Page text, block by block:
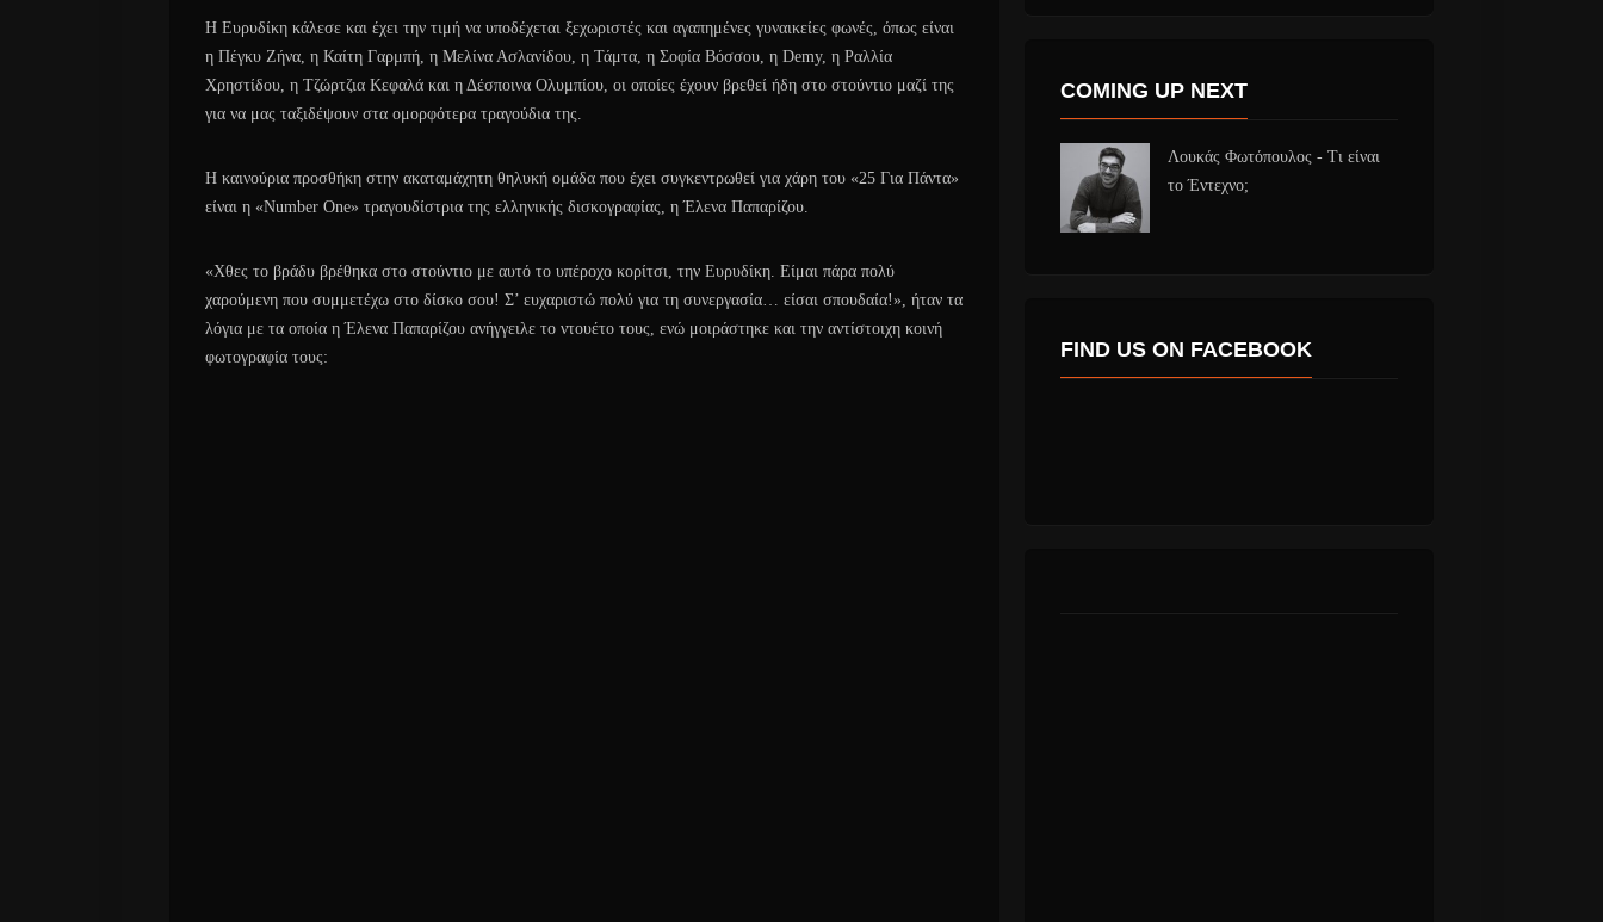
Η Ευρυδίκη κάλεσε και έχει την τιμή να υποδέχεται ξεχωριστές και αγαπημένες γυναικείες φωνές, όπως είναι
η Πέγκυ Ζήνα, η Καίτη Γαρμπή, η Μελίνα Ασλανίδου, η Τάμτα, η Σοφία Βόσσου, η Demy, η Ραλλία
Χρηστίδου, η Τζώρτζια Κεφαλά και η Δέσποινα Ολυμπίου, οι οποίες έχουν βρεθεί ήδη στο στούντιο μαζί της
για να μας ταξιδέψουν στα ομορφότερα τραγούδια της.
Η καινούρια προσθήκη στην ακαταμάχητη θηλυκή ομάδα που έχει συγκεντρωθεί για χάρη του «25 Για Πάντα»
είναι η «Number One» τραγουδίστρια της ελληνικής δισκογραφίας, η Έλενα Παπαρίζου.
«Χθες το βράδυ βρέθηκα στο στούντιο με αυτό το υπέροχο κορίτσι, την Ευρυδίκη. Είμαι πάρα πολύ
χαρούμενη που συμμετέχω στο δίσκο σου! Σ’ ευχαριστώ πολύ για τη συνεργασία… είσαι σπουδαία!», ήταν τα
λόγια με τα οποία η Έλενα Παπαρίζου ανήγγειλε το ντουέτο τους, ενώ μοιράστηκε και την αντίστοιχη κοινή
φωτογραφία τους:
COMING UP NEXT
Λουκάς Φωτόπουλος - Τι είναι
το Έντεχνο;
FIND US ON FACEBOOK